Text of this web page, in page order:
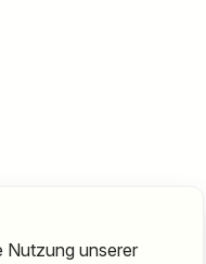
Nutzung unserer